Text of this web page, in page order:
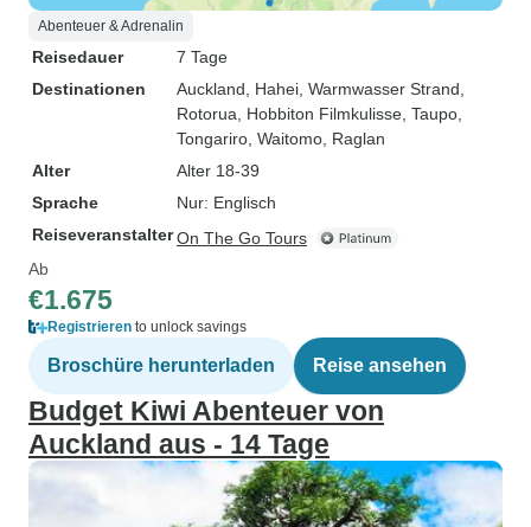
Abenteuer & Adrenalin
Reisedauer
7 Tage
Destinationen
Auckland , Hahei , Warmwasser Strand
Rotorua , Hobbiton Filmkulisse , Taupo
Tongariro , Waitomo , Raglan
Alter
Alter 18-39
Sprache
Nur: Englisch
ReiseveranstalterOn The Go Tours
Ab
€1.675
Registrieren to unlock savings
Broschüre herunterladen Reise ansehen
Budget Kiwi Abenteuer von
Auckland aus - 14 Tage